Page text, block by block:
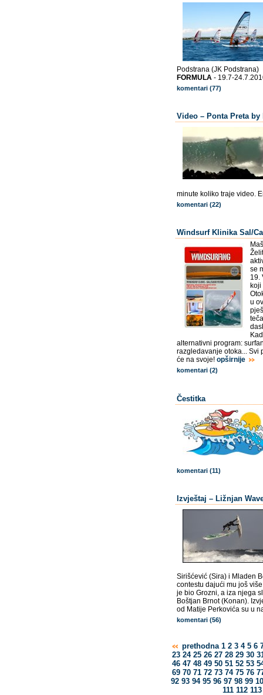
Podstrana (JK Podstrana)
FORMULA - 19.7-
komentari (77)
Video – Ponta Preta by
minute koliko traje video.
komentari (22)
Windsurf Klinika Sal/
se
19.
koji
u
alternativni program:
razgledavanje otoka... Svi
će na svoje! opširnije
komentari (2)
Čestitka
komentari (11)
Izvještaj – Ližnjan
Sirišćević (Sira) i Mladen
contestu dajući mu još
je bio Grozni, a iza njega
Boštjan Brnot (Konan).
od Matije Perkovića su u
komentari (56)
prethodna 1 2 3 4 5 6
23 24 25 26 27 28 29 30
46 47 48 49 50 51 52 53
69 70 71 72 73 74 75 76
92 93 94 95 96 97 98 99
111 112 113